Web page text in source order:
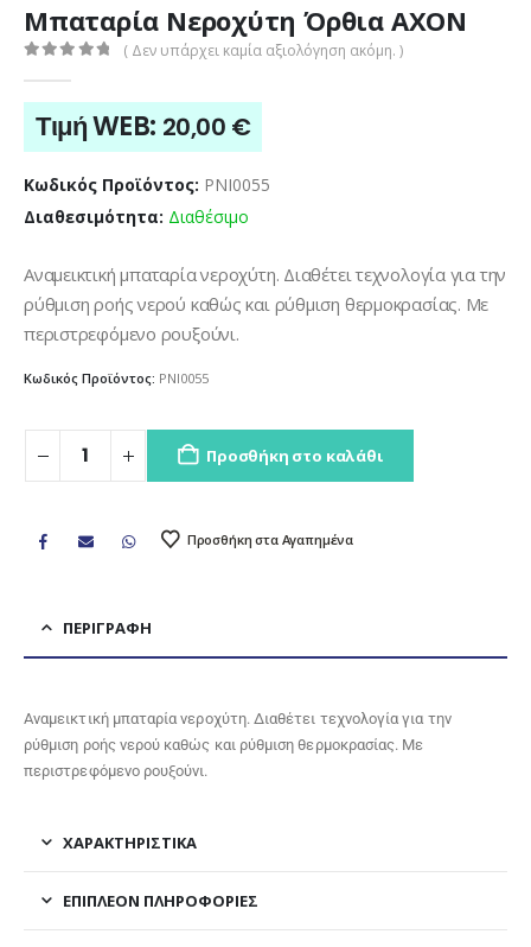
Μπαταρία Νεροχύτη Όρθια AXON
( Δεν υπάρχει καμία αξιολόγηση ακόμη. )
Τιμή WEB: 20,00 €
Κωδικός Προϊόντος: PNI0055
Διαθεσιμότητα: Διαθέσιμο
Αναμεικτική μπαταρία νεροχύτη. Διαθέτει τεχνολογία για την
ρύθμιση ροής νερού καθώς και ρύθμιση θερμοκρασίας. Με
περιστρεφόμενο ρουξούνι.
Κωδικός Προϊόντος: PNI0055
Προσθήκη στο καλάθι
Προσθήκη στα Αγαπημένα
ΠΕΡΙΓΡΑΦΉ
Αναμεικτική μπαταρία νεροχύτη. Διαθέτει τεχνολογία για την
ρύθμιση ροής νερού καθώς και ρύθμιση θερμοκρασίας. Με
περιστρεφόμενο ρουξούνι.
ΧΑΡΑΚΤΗΡΙΣΤΙΚΑ
ΕΠΙΠΛΈΟΝ ΠΛΗΡΟΦΟΡΊΕΣ